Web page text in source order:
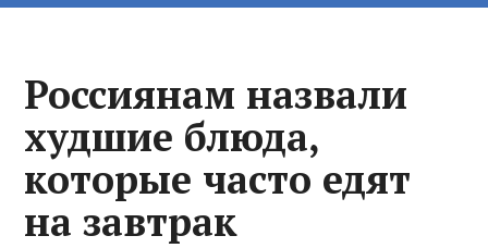
Россиянам назвали
худшие блюда,
которые часто едят
на завтрак